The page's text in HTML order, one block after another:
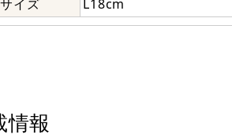
サイズ L18cm
情報